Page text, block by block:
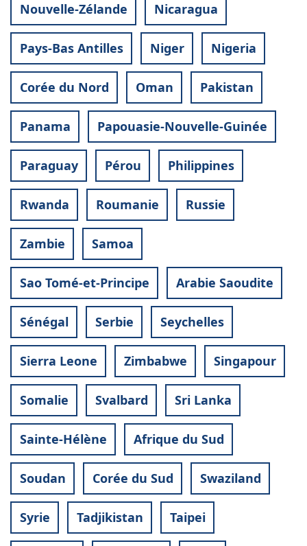
Nouvelle-Zélande Nicaragua
Pays-Bas Antilles Niger Nigeria
Corée du Nord Oman Pakistan
Panama Papouasie-Nouvelle-Guinée
Paraguay Pérou Philippines
Rwanda Roumanie Russie
Zambie Samoa
Sao Tomé-et-Principe Arabie Saoudite
Sénégal Serbie Seychelles
Sierra Leone Zimbabwe Singapour
Somalie Svalbard Sri Lanka
Sainte-Hélène Afrique du Sud
Soudan Corée du Sud Swaziland
Syrie Tadjikistan Taipei